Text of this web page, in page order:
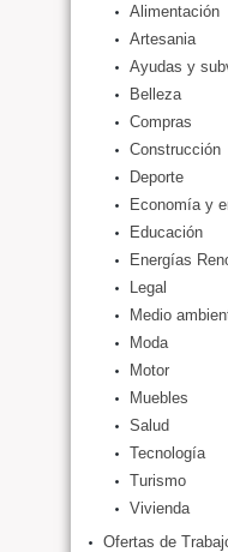
Alimentación
Artesania
Ayudas y
Belleza
Compras
Construcción
Deporte
Economía y
Educación
Energías
Legal
Medio
Moda
Motor
Muebles
Salud
Tecnología
Turismo
Vivienda
Ofertas de